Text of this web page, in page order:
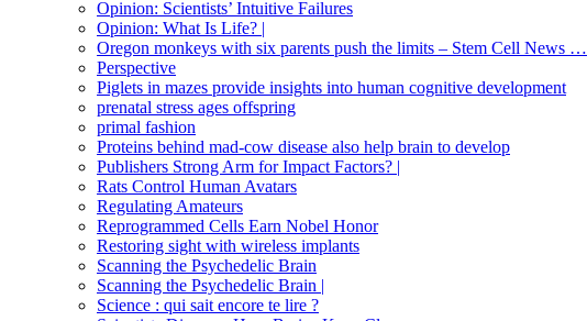
Opinion: Scientists’ Intuitive Failures
Opinion: What Is Life? |
Oregon monkeys with six parents push the limits – Stem Cell News …
Perspective
Piglets in mazes provide insights into human cognitive development
prenatal stress ages offspring
primal fashion
Proteins behind mad-cow disease also help brain to develop
Publishers Strong Arm for Impact Factors? |
Rats Control Human Avatars
Regulating Amateurs
Reprogrammed Cells Earn Nobel Honor
Restoring sight with wireless implants
Scanning the Psychedelic Brain
Scanning the Psychedelic Brain |
Science : qui sait encore te lire ?